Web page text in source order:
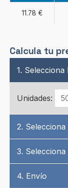
11.78 €
Calcula tu
1. Selecciona
Unidades:
2.
3.
4. Envío